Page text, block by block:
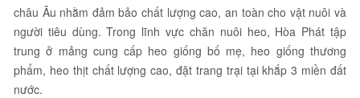
châu Âu nhằm đảm bảo chất lượng cao, an toàn cho vật nuôi và
người tiêu dùng. Trong lĩnh vực chăn nuôi heo, Hòa Phát tập
trung ở mảng cung cấp heo giống bố mẹ, heo giống thương
phẩm, heo thịt chất lượng cao, đặt trang trại tại khắp 3 miền đất
nước.